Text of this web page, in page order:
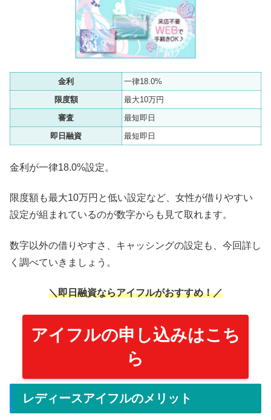
金利
一律18.0%
限度額
最大10万円
審査
最短即日
即日融資
最短即日
金利が一律18.0%設定。
限度額も最大10万円と低い設定など、女性が借りやすい
設定が組まれているのが数字からも見て取れます。
数字以外の借りやすさ、キャッシングの設定も、今回詳し
く調べていきましょう。
＼即日融資ならアイフルがおすすめ！／
アイフルの申し込みはこち
ら
レディースアイフルのメリット